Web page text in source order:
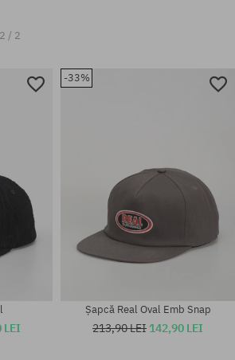
/ 2
LEI
-33%
Șapcă Real Oval Emb Snap
213,90 LEI 142,90 LEI